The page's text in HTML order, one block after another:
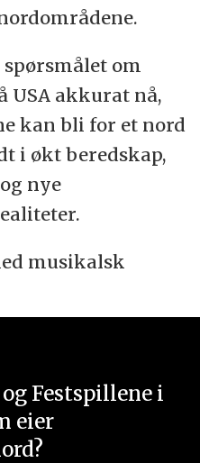
om
USA akkurat nå,
kan bli for et nord
i økt beredskap,
nye
musikalsk
Festspillene i
eier